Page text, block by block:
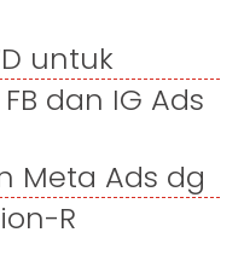
untuk
dan IG Ads
Meta Ads dg
R